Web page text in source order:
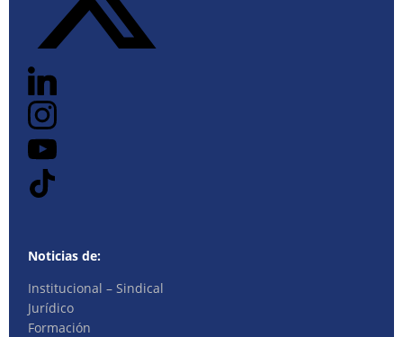
Noticias de:
Institucional – Sindical
Jurídico
Formación